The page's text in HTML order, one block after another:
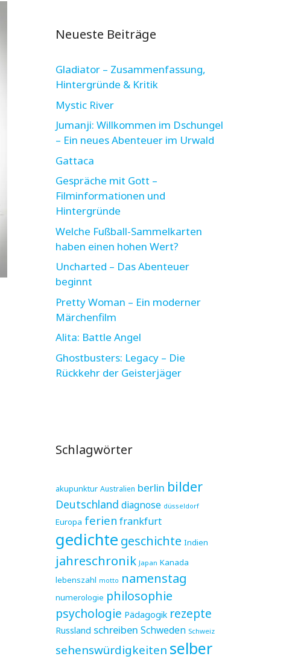
Neueste Beiträge
Gladiator – Zusammenfassung,
Hintergründe & Kritik
Mystic River
Jumanji: Willkommen im Dschungel
– Ein neues Abenteuer im Urwald
Gattaca
Gespräche mit Gott –
Filminformationen und
Hintergründe
Welche Fußball-Sammelkarten
haben einen hohen Wert?
Uncharted – Das Abenteuer
beginnt
Pretty Woman – Ein moderner
Märchenfilm
Alita: Battle Angel
Ghostbusters: Legacy – Die
Rückkehr der Geisterjäger
Schlagwörter
akupunktur Australien berlin bilder
Deutschland diagnose düsseldorf
Europa ferien frankfurt
gedichte geschichte Indien
jahreschronik Japan Kanada
lebenszahl motto namenstag
numerologie philosophie
psychologie Pädagogik rezepte
Russland schreiben Schweden Schweiz
sehenswürdigkeiten selber